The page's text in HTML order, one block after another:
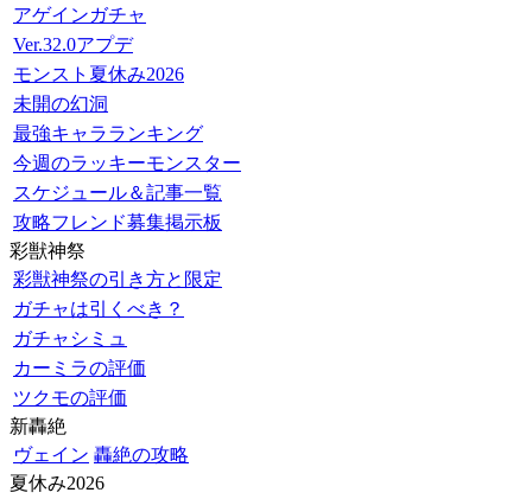
アゲインガチャ
Ver.32.0アプデ
モンスト夏休み2026
未開の幻洞
最強キャラランキング
今週のラッキーモンスター
スケジュール＆記事一覧
攻略フレンド募集掲示板
彩獣神祭
彩獣神祭の引き方と限定
ガチャは引くべき？
ガチャシミュ
カーミラの評価
ツクモの評価
新轟絶
ヴェイン 轟絶の攻略
夏休み2026